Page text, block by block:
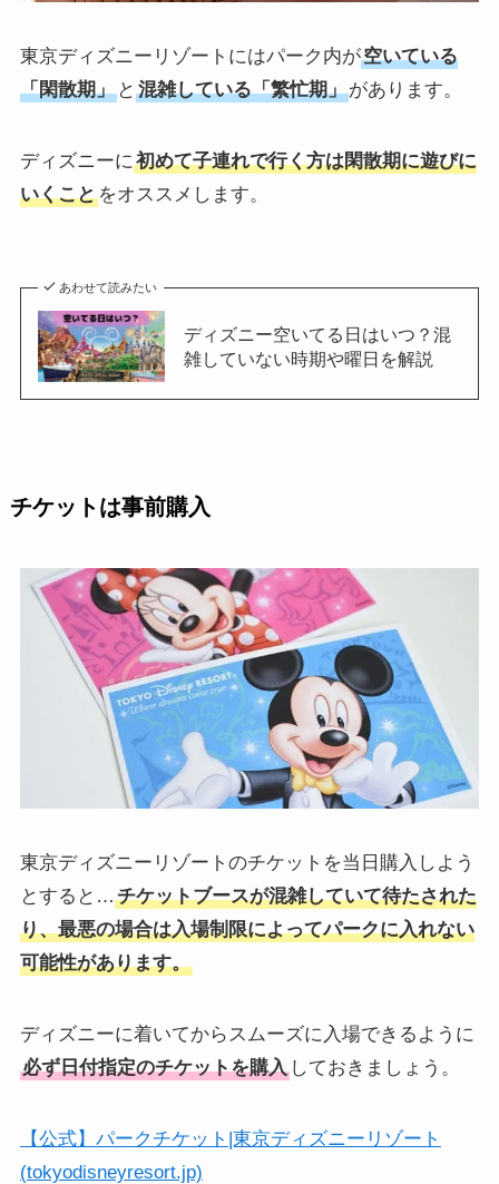
東京ディズニーリゾートにはパーク内が空いている
「閑散期」と 混雑している「繁忙期」があります。
ディズニーに初めて子連れで行く方は閑散期に遊びに
いくことをオススメします。
あわせて読みたい
ディズニー空いてる日はいつ？混
雑していない時期や曜日を解説
チケットは事前購入
東京ディズニーリゾートのチケットを当日購入しよう
とすると… チケットブースが混雑していて待たされた
り、最悪の場合は入場制限によってパークに入れない
可能性があります。
ディズニーに着いてからスムーズに入場できるように
必ず日付指定のチケットを購入しておきましょう。
【公式】パークチケット|東京ディズニーリゾート
(tokyodisneyresort.jp)